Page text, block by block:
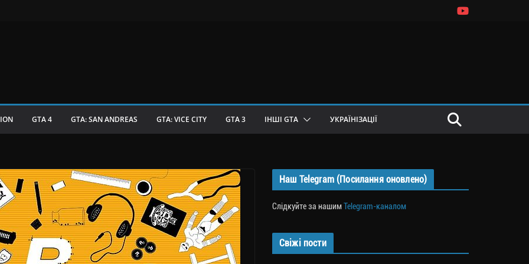
GTA 4 GTA: SAN ANDREAS GTA: VICE CITY GTA 3 ІНШІ GTA УКРАЇНІЗАЦІЇ
Наш Telegram (Посилання оновлено)
Слідкуйте за нашимTelegram-каналом
Свіжі пости